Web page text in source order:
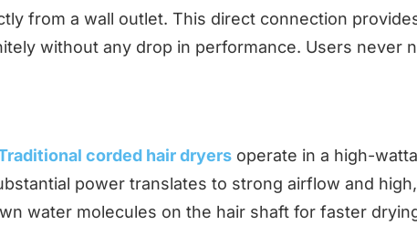
from a wall outlet. This direct connection
without any drop in performance. Users never
corded hair dryers operate in a high-
power translates to strong airflow and
water molecules on the hair shaft for faster